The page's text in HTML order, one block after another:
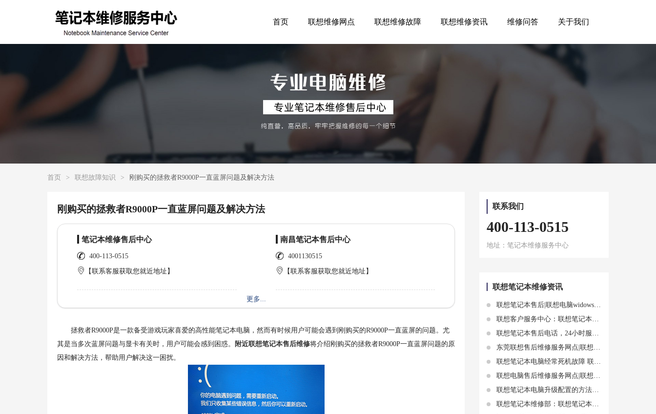
首页 联想维修网点 联想维修故障 联想维修资讯 维修问答 关于我们
首页 > 联想故障知识 > 刚购买的拯救者R9000P一直蓝屏问题及解决方法
刚购买的拯救者R9000P一直蓝屏问题及解决方法
笔记本维修售后中心
400-113-0515
【联系客服获取您就近地址】
南昌笔记本售后中心
4001130515
【联系客服获取您就近地址】
更多...
拯救者R9000P是一款备受游戏玩家喜爱的高性能笔记本电脑，然而有时候用户可能会遇到刚购买的R9000P一直蓝屏的问题。尤
其是当多次蓝屏问题与显卡有关时，用户可能会感到困惑。
附近联想笔记本售后维修将介绍刚购买的拯救者R9000P一直蓝屏问题的原
因和解决方法，帮助用户解决这一困扰。
联系我们
400-113-0515
地址：笔记本维修服务中心
联想笔记本维修资讯
联想笔记本售后|联想电脑widows10系统打不开联想软件商店怎么办?联想笔记本维修软件：如何快速解决系统问题
联想客户服务中心：联想笔记本不能充电没反应的原因和解决办法
联想笔记本售后电话，24小时服务热线
东莞联想售后维修服务网点|联想笔记本散热不好什么时候需要换硅脂 联想笔记本如何更换cpu导热膏
联想笔记本电脑经常死机故障 联想笔记本维修说说原因和解决步骤
联想电脑售后维修服务网点|联想笔记本电脑死机现象及解决操作
联想笔记本电脑升级配置的方法和注意事项
联想笔记本维修部：联想笔记本电脑触摸板突然用不了原因分析